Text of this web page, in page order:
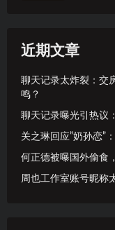
近期文章
聊天记录太炸裂：交
鸣？
聊天记录曝光引热议
关之琳回应”奶孙恋”
何正德被曝国外偷食
周也工作室账号昵称